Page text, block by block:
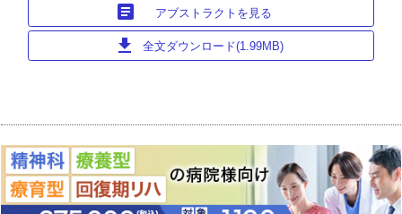
article アブストラクトを見る
download 全文ダウンロード(1.99MB)